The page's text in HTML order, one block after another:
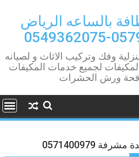
بالساعه الرياض
وفك وتركيب الاثاث و لصيانه
لجميع خدمات المكيفات
ورش الحشرات
0571400979